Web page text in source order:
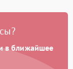
Подробнее →
в ближайшее